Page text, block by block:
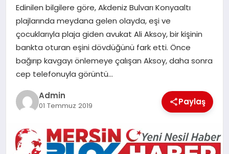
POLITIKA
YAŞAM
SPOR
ILETİŞİM
KÜNYE
Edinilen bilgilere göre, Akdeniz Bulvarı Konyaaltı
plajlarında meydana gelen olayda, eşi ve
çocuklarıyla plaja giden avukat Ali Aksoy, bir kişinin
bankta oturan eşini dövdüğünü fark etti. Önce
bağırıp kavgayı önlemeye çalışan Aksoy, daha sonra
cep telefonuyla görüntü…
Admin
01 Temmuz 2019 Paylaş